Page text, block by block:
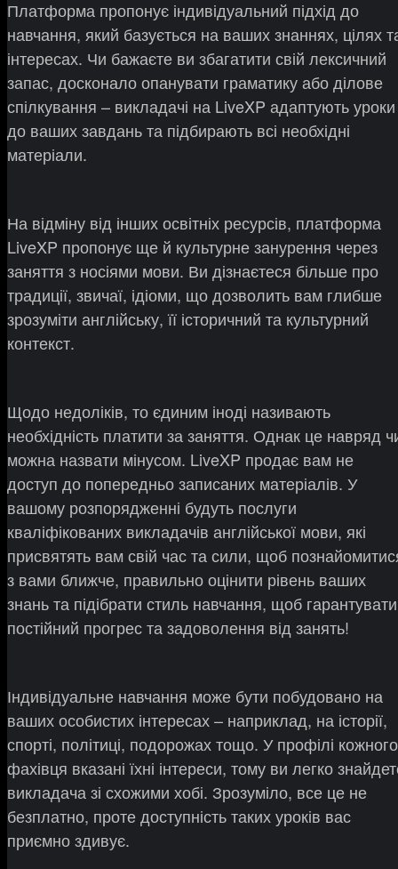
Платформа пропонує індивідуальний підхід до
навчання, який базується на ваших знаннях, цілях
інтересах. Чи бажаєте ви збагатити свій лексичний
запас, досконало опанувати граматику або ділове
спілкування – викладачі на LiveXP адаптують уроки
до ваших завдань та підбирають всі необхідні
матеріали.
На відміну від інших освітніх ресурсів, платформа
LiveXP пропонує ще й культурне занурення через
заняття з носіями мови. Ви дізнаєтеся більше про
традиції, звичаї, ідіоми, що дозволить вам глибше
зрозуміти англійську, її історичний та культурний
контекст.
Щодо недоліків, то єдиним іноді називають
необхідність платити за заняття. Однак це навряд
можна назвати мінусом. LiveXP продає вам не
доступ до попередньо записаних матеріалів. У
вашому розпорядженні будуть послуги
кваліфікованих викладачів англійської мови, які
присвятять вам свій час та сили, щоб
з вами ближче, правильно оцінити рівень ваших
знань та підібрати стиль навчання, щоб гарантувати
постійний прогрес та задоволення від занять!
Індивідуальне навчання може бути побудовано на
ваших особистих інтересах – наприклад, на історії,
спорті, політиці, подорожах тощо. У профілі кожного
фахівця вказані їхні інтереси, тому ви легко
викладача зі схожими хобі. Зрозуміло, все це не
безплатно, проте доступність таких уроків вас
приємно здивує.